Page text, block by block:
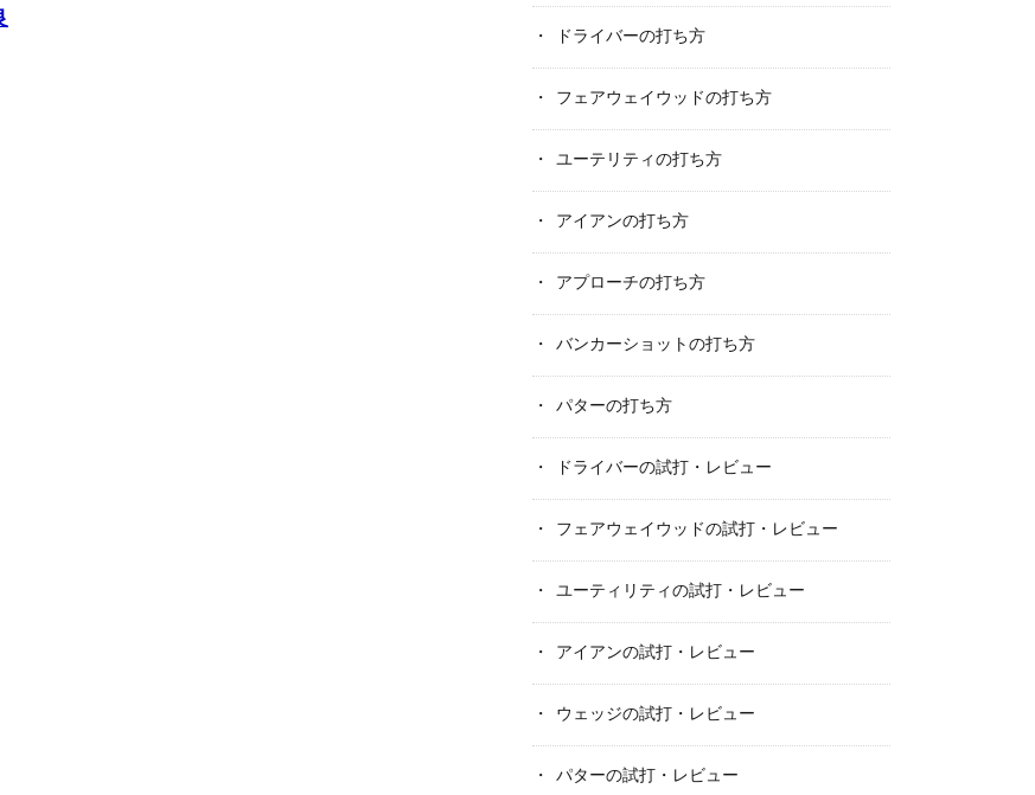
ドライバーの打ち方
フェアウェイウッドの打ち方
ユーテリティの打ち方
アイアンの打ち方
アプローチの打ち方
バンカーショットの打ち方
パターの打ち方
ドライバーの試打・レビュー
フェアウェイウッドの試打・レビュー
ユーティリティの試打・レビュー
アイアンの試打・レビュー
ウェッジの試打・レビュー
パターの試打・レビュー